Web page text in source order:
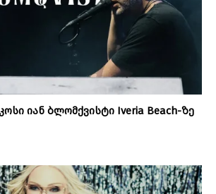
იან ბლომქვისტი Iveria Beach-ზე